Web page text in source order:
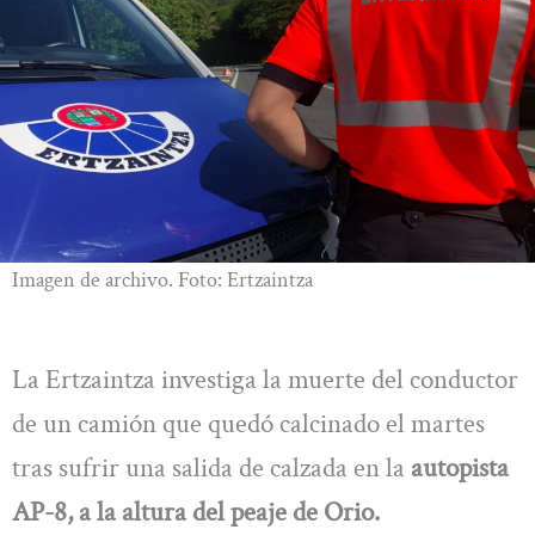
Imagen de archivo. Foto: Ertzaintza
La Ertzaintza investiga la muerte del conductor
de un camión que quedó calcinado el martes
tras sufrir una salida de calzada en la autopista
AP-8, a la altura del peaje de Orio.